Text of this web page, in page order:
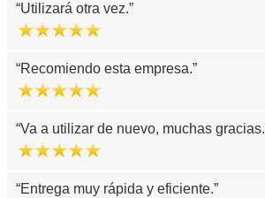
Utilizará otra vez.
Recomiendo esta empresa.
Va a utilizar de nuevo, muchas gracias.
Entrega muy rápida y eficiente.